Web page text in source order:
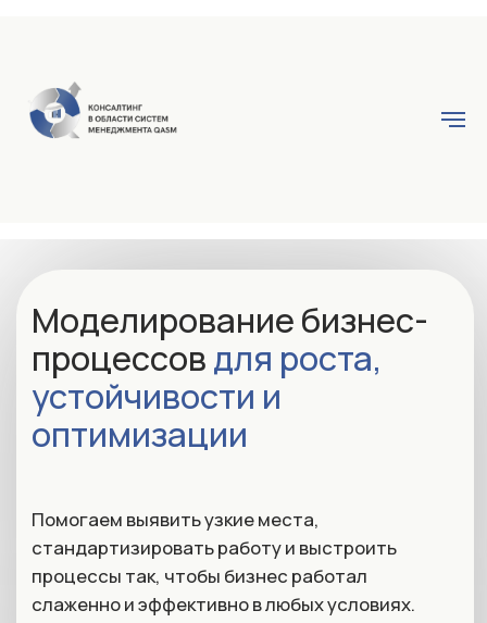
оптимизации
Получить бесплатную консультацию
Помогаем выявить узкие места,
стандартизировать работу и выстроить
процессы так, чтобы бизнес работал
слаженно и эффективно в любых условиях.